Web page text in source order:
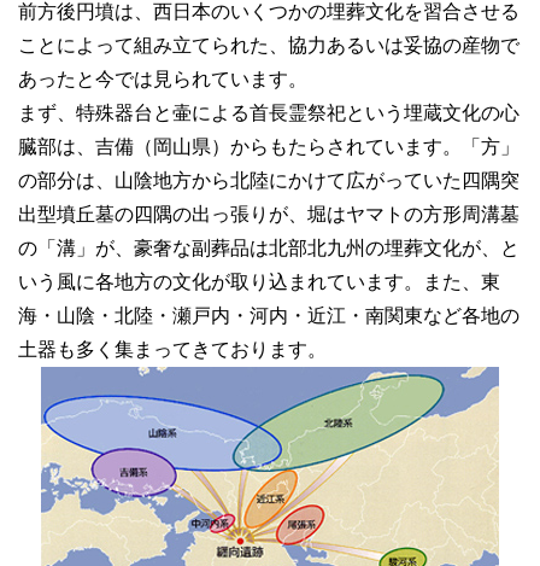
前方後円墳は、西日本のいくつかの埋葬文化を習合させる
ことによって組み立てられた、協力あるいは妥協の産物で
あったと今では見られています。
まず、特殊器台と壷による首長霊祭祀という埋蔵文化の心
臓部は、吉備（岡山県）からもたらされています。「方」
の部分は、山陰地方から北陸にかけて広がっていた四隅突
出型墳丘墓の四隅の出っ張りが、堀はヤマトの方形周溝墓
の「溝」が、豪奢な副葬品は北部北九州の埋葬文化が、と
いう風に各地方の文化が取り込まれています。また、東
海・山陰・北陸・瀬戸内・河内・近江・南関東など各地の
土器も多く集まってきております。